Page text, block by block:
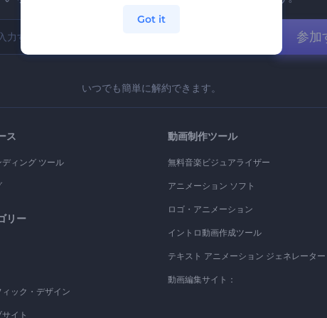
参加
いつでも簡単に解約できます。
ス
ディング ツール
リー
ィック・デザイン
イト
動画制作ツール
無料音楽ビジュアライザー
アニメーション ソフト
ロゴ・アニメーション
イントロ動画作成ツール
テキスト アニメーション ジェネレーター
動画編集サイト：
Got it